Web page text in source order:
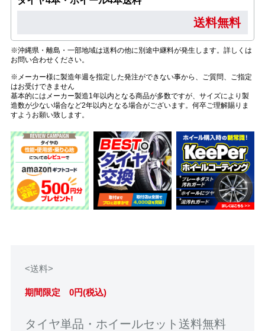
送料無料
※沖縄県・離島・一部地域は送料の他に別途中継料が発生します。詳しくは
お問い合わせください。
※メーカー様に製造年週を指定した発注ができない事から、ご質問、ご指定
はお受けできません
基本的にはメーカー製造1年以内となる商品が多数ですが、サイズにより製
造数が少ない場合など2年以内となる場合がございます。何卒ご理解賜りま
すようお願い致します。
<送料>
期間限定 0円(税込)
タイヤ単品・ホイールセット送料無料